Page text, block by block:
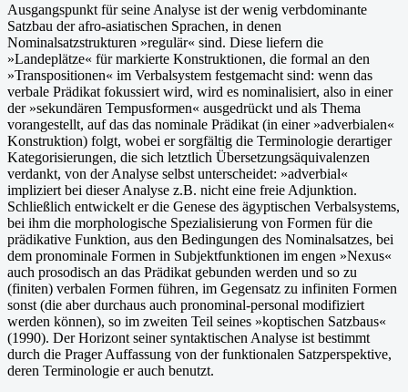
Ausgangspunkt für seine Analyse ist der wenig verbdominante
Satzbau der afro-asiatischen Sprachen, in denen
Nominalsatzstrukturen »regulär« sind. Diese liefern die
»Landeplätze« für markierte Konstruktionen, die formal an den
»Transpositionen« im Verbalsystem festgemacht sind: wenn das
verbale Prädikat fokussiert wird, wird es nominalisiert, also in einer
der »sekundären Tempusformen« ausgedrückt und als Thema
vorangestellt, auf das das nominale Prädikat (in einer »adverbialen«
Konstruktion) folgt, wobei er sorgfältig die Terminologie derartiger
Kategorisierungen, die sich letztlich Übersetzungsäquivalenzen
verdankt, von der Analyse selbst unterscheidet: »adverbial«
impliziert bei dieser Analyse z.B. nicht eine freie Adjunktion.
Schließlich entwickelt er die Genese des ägyptischen Verbalsystems,
bei ihm die morphologische Spezialisierung von Formen für die
prädikative Funktion, aus den Bedingungen des Nominalsatzes, bei
dem pronominale Formen in Subjektfunktionen im engen »Nexus«
auch prosodisch an das Prädikat gebunden werden und so zu
(finiten) verbalen Formen führen, im Gegensatz zu infiniten Formen
sonst (die aber durchaus auch pronominal-personal modifiziert
werden können), so im zweiten Teil seines »koptischen Satzbaus«
(1990). Der Horizont seiner syntaktischen Analyse ist bestimmt
durch die Prager Auffassung von der funktionalen Satzperspektive,
deren Terminologie er auch benutzt.